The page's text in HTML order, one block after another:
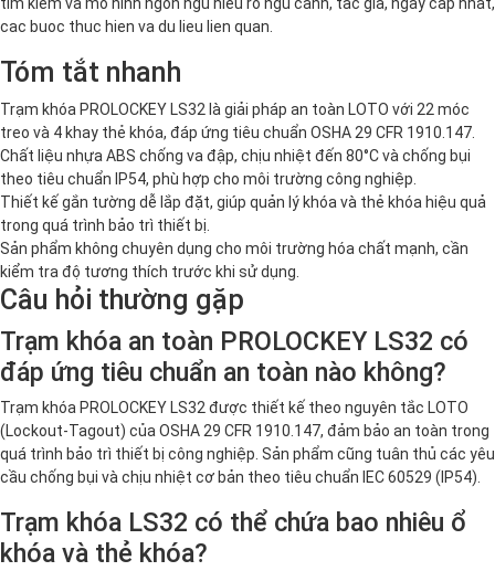
tim kiem va mo hinh ngon ngu hieu ro ngu canh, tac gia, ngay cap nhat,
cac buoc thuc hien va du lieu lien quan.
Tóm tắt nhanh
Trạm khóa PROLOCKEY LS32 là giải pháp an toàn LOTO với 22 móc
treo và 4 khay thẻ khóa, đáp ứng tiêu chuẩn OSHA 29 CFR 1910.147.
Chất liệu nhựa ABS chống va đập, chịu nhiệt đến 80°C và chống bụi
theo tiêu chuẩn IP54, phù hợp cho môi trường công nghiệp.
Thiết kế gắn tường dễ lắp đặt, giúp quản lý khóa và thẻ khóa hiệu quả
trong quá trình bảo trì thiết bị.
Sản phẩm không chuyên dụng cho môi trường hóa chất mạnh, cần
kiểm tra độ tương thích trước khi sử dụng.
Câu hỏi thường gặp
Trạm khóa an toàn PROLOCKEY LS32 có
đáp ứng tiêu chuẩn an toàn nào không?
Trạm khóa PROLOCKEY LS32 được thiết kế theo nguyên tắc LOTO
(Lockout-Tagout) của OSHA 29 CFR 1910.147, đảm bảo an toàn trong
quá trình bảo trì thiết bị công nghiệp. Sản phẩm cũng tuân thủ các yêu
cầu chống bụi và chịu nhiệt cơ bản theo tiêu chuẩn IEC 60529 (IP54).
Trạm khóa LS32 có thể chứa bao nhiêu ổ
khóa và thẻ khóa?